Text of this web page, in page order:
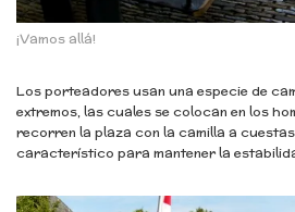
¡Vamos allá!
Los porteadores usan una especie de
extremos, las cuales se colocan en los
recorren la plaza con la camilla a
característico para mantener la